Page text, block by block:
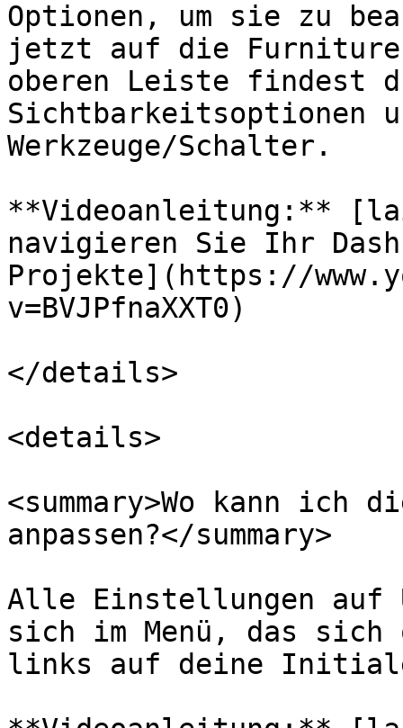
Optionen, um sie zu
jetzt auf die
oberen Leiste findest
Sichtbarkeitsoptionen
Werkzeuge/Schalter.
**Videoanleitung:**
navigieren Sie Ihr
Projekte](https://
v=BVJPfnaXXT0)
</details>
<details>
<summary>Wo kann ich
anpassen?</summary>
Alle Einstellungen auf
sich im Menü, das sich
links auf deine